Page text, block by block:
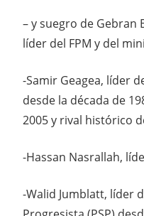
– y suegro de Gebran
líder del FPM y del
-Samir Geagea, líder
desde la década de
2005 y rival histórico
-Hassan Nasrallah,
-Walid Jumblatt, líder